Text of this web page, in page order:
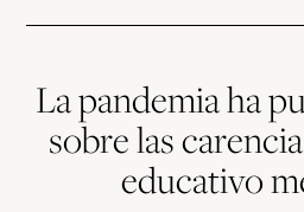
La pandemia ha
sobre las
educativo